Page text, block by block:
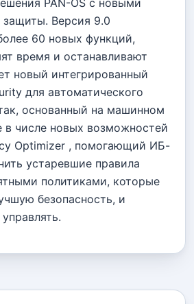
PAN-OS с новыми
Версия 9.0
60 новых функций,
время и останавливают
новый интегрированный
для автоматического
основанный на машинном
в числе новых возможностей
Optimizer , помогающий ИБ-
устаревшие правила
политиками, которые
безопасность, и